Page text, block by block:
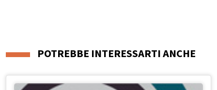
POTREBBE INTERESSARTI ANCHE